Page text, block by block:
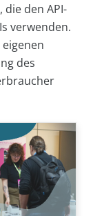
den API-
verwenden.
des